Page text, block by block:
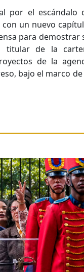
por el escándalo
un nuevo
para demostrar
titular de la
de la
bajo el marco de